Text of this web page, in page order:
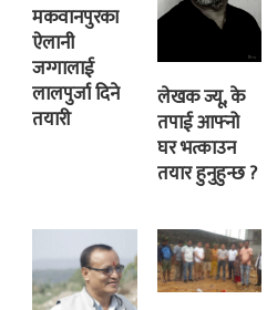
मकवानपुरका
ऐलानी
जग्गालाई
लालपुर्जा दिने
तयारी
लेखक ज्यू, के
तपाई आफ्नो
घर भत्काउन
तयार हुनुहुन्छ ?